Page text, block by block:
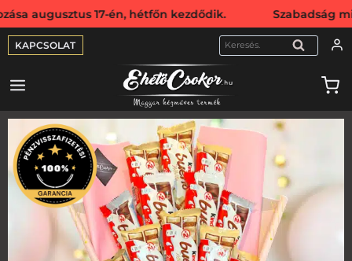
17-én, hétfőn kezdődik. Szabadság miatt
KAPCSOLAT KERESÉS